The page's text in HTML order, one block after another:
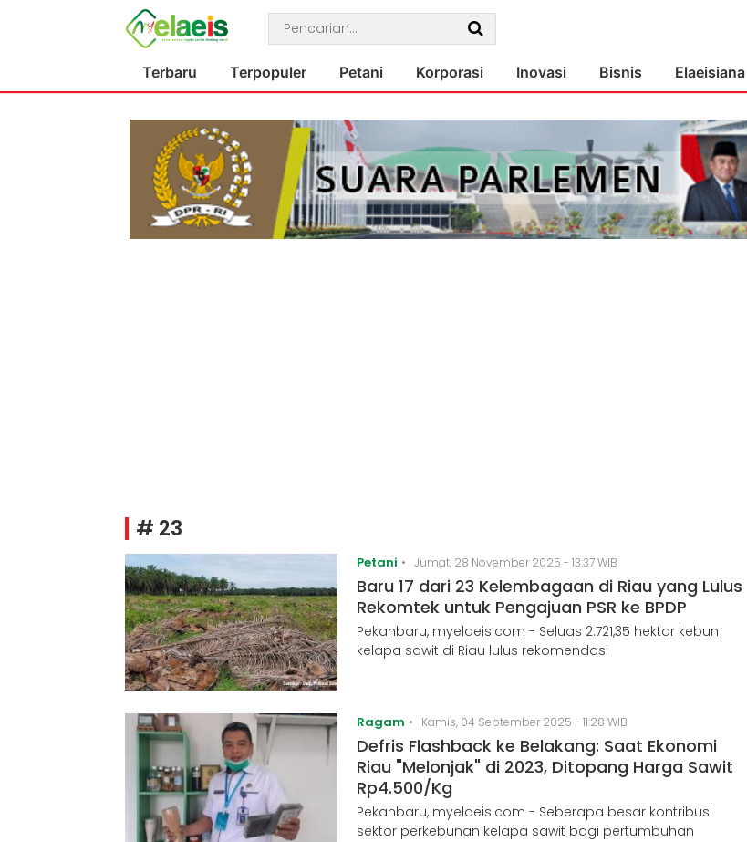
Terbaru Terpopuler Petani Korporasi Inovasi Bisnis Elaeisiana
# 23
Petani • Jumat, 28 November 2025 - 13:37 WIB
Baru 17 dari 23 Kelembagaan di Riau yang Lulus
Rekomtek untuk Pengajuan PSR ke BPDP
Pekanbaru, myelaeis.com - Seluas 2.721,35 hektar kebun
kelapa sawit di Riau lulus rekomendasi
Ragam • Kamis, 04 September 2025 - 11:28 WIB
Defris Flashback ke Belakang: Saat Ekonomi
Riau "Melonjak" di 2023, Ditopang Harga Sawit
Rp4.500/Kg
Pekanbaru, myelaeis.com - Seberapa besar kontribusi
sektor perkebunan kelapa sawit bagi pertumbuhan